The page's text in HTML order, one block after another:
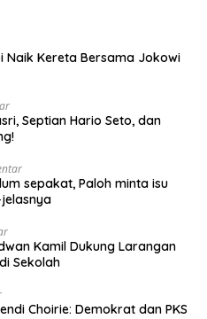
Naik Kereta Bersama Jokowi
Septian Hario Seto, dan
sepakat, Paloh minta isu
Kamil Dukung Larangan
Sekolah
Choirie: Demokrat dan PKS